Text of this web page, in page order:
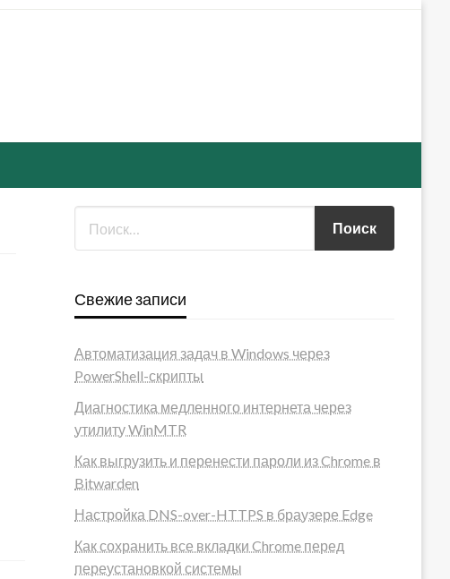
Свежие записи
Автоматизация задач в Windows через
PowerShell-скрипты
Диагностика медленного интернета через
утилиту WinMTR
Как выгрузить и перенести пароли из Chrome в
Bitwarden
Настройка DNS-over-HTTPS в браузере Edge
Как сохранить все вкладки Chrome перед
переустановкой системы